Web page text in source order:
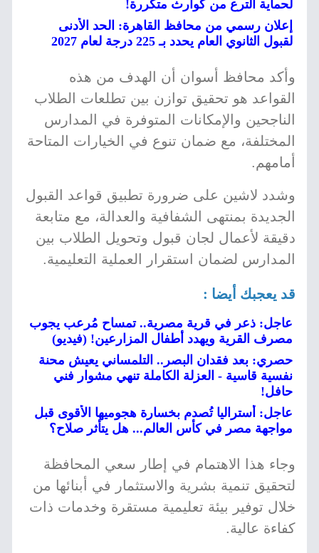
لحماية الترع من كوارث متكررة!
إعلان رسمي من محافظ القاهرة: الحد الأدنى
لقبول الثانوي العام يحدد بـ 225 درجة لعام 2027
وأكد محافظ أسوان أن الهدف من هذه
القواعد هو تحقيق توازن بين تطلعات الطلاب
الناجحين والإمكانات المتوفرة في المدارس
المختلفة، مع ضمان تنوع في الخيارات المتاحة
أمامهم.
وشدد لاشين على ضرورة تطبيق قواعد القبول
الجديدة بمنتهى الشفافية والعدالة، مع متابعة
دقيقة لأعمال لجان قبول وتحويل الطلاب بين
المدارس لضمان استقرار العملية التعليمية.
قد يعجبك أيضا :
عاجل: ذعر في قرية مصرية.. تمساح مُرعب يجوب
مصرف القرية ويهدد أطفال المزارعين! (فيديو)
حصري: بعد فقدان البصر.. التلمساني يعيش محنة
نفسية قاسية - العزلة الكاملة تنهي مشوار فني
حافل!
عاجل: أستراليا تُصدم بخسارة هجوميها الأقوى قبل
مواجهة مصر في كأس العالم... هل يتأثر صلاح؟
وجاء هذا الاهتمام في إطار سعي المحافظة
لتحقيق تنمية بشرية والاستثمار في أبنائها من
خلال توفير بيئة تعليمية مستقرة وخدمات ذات
كفاءة عالية.